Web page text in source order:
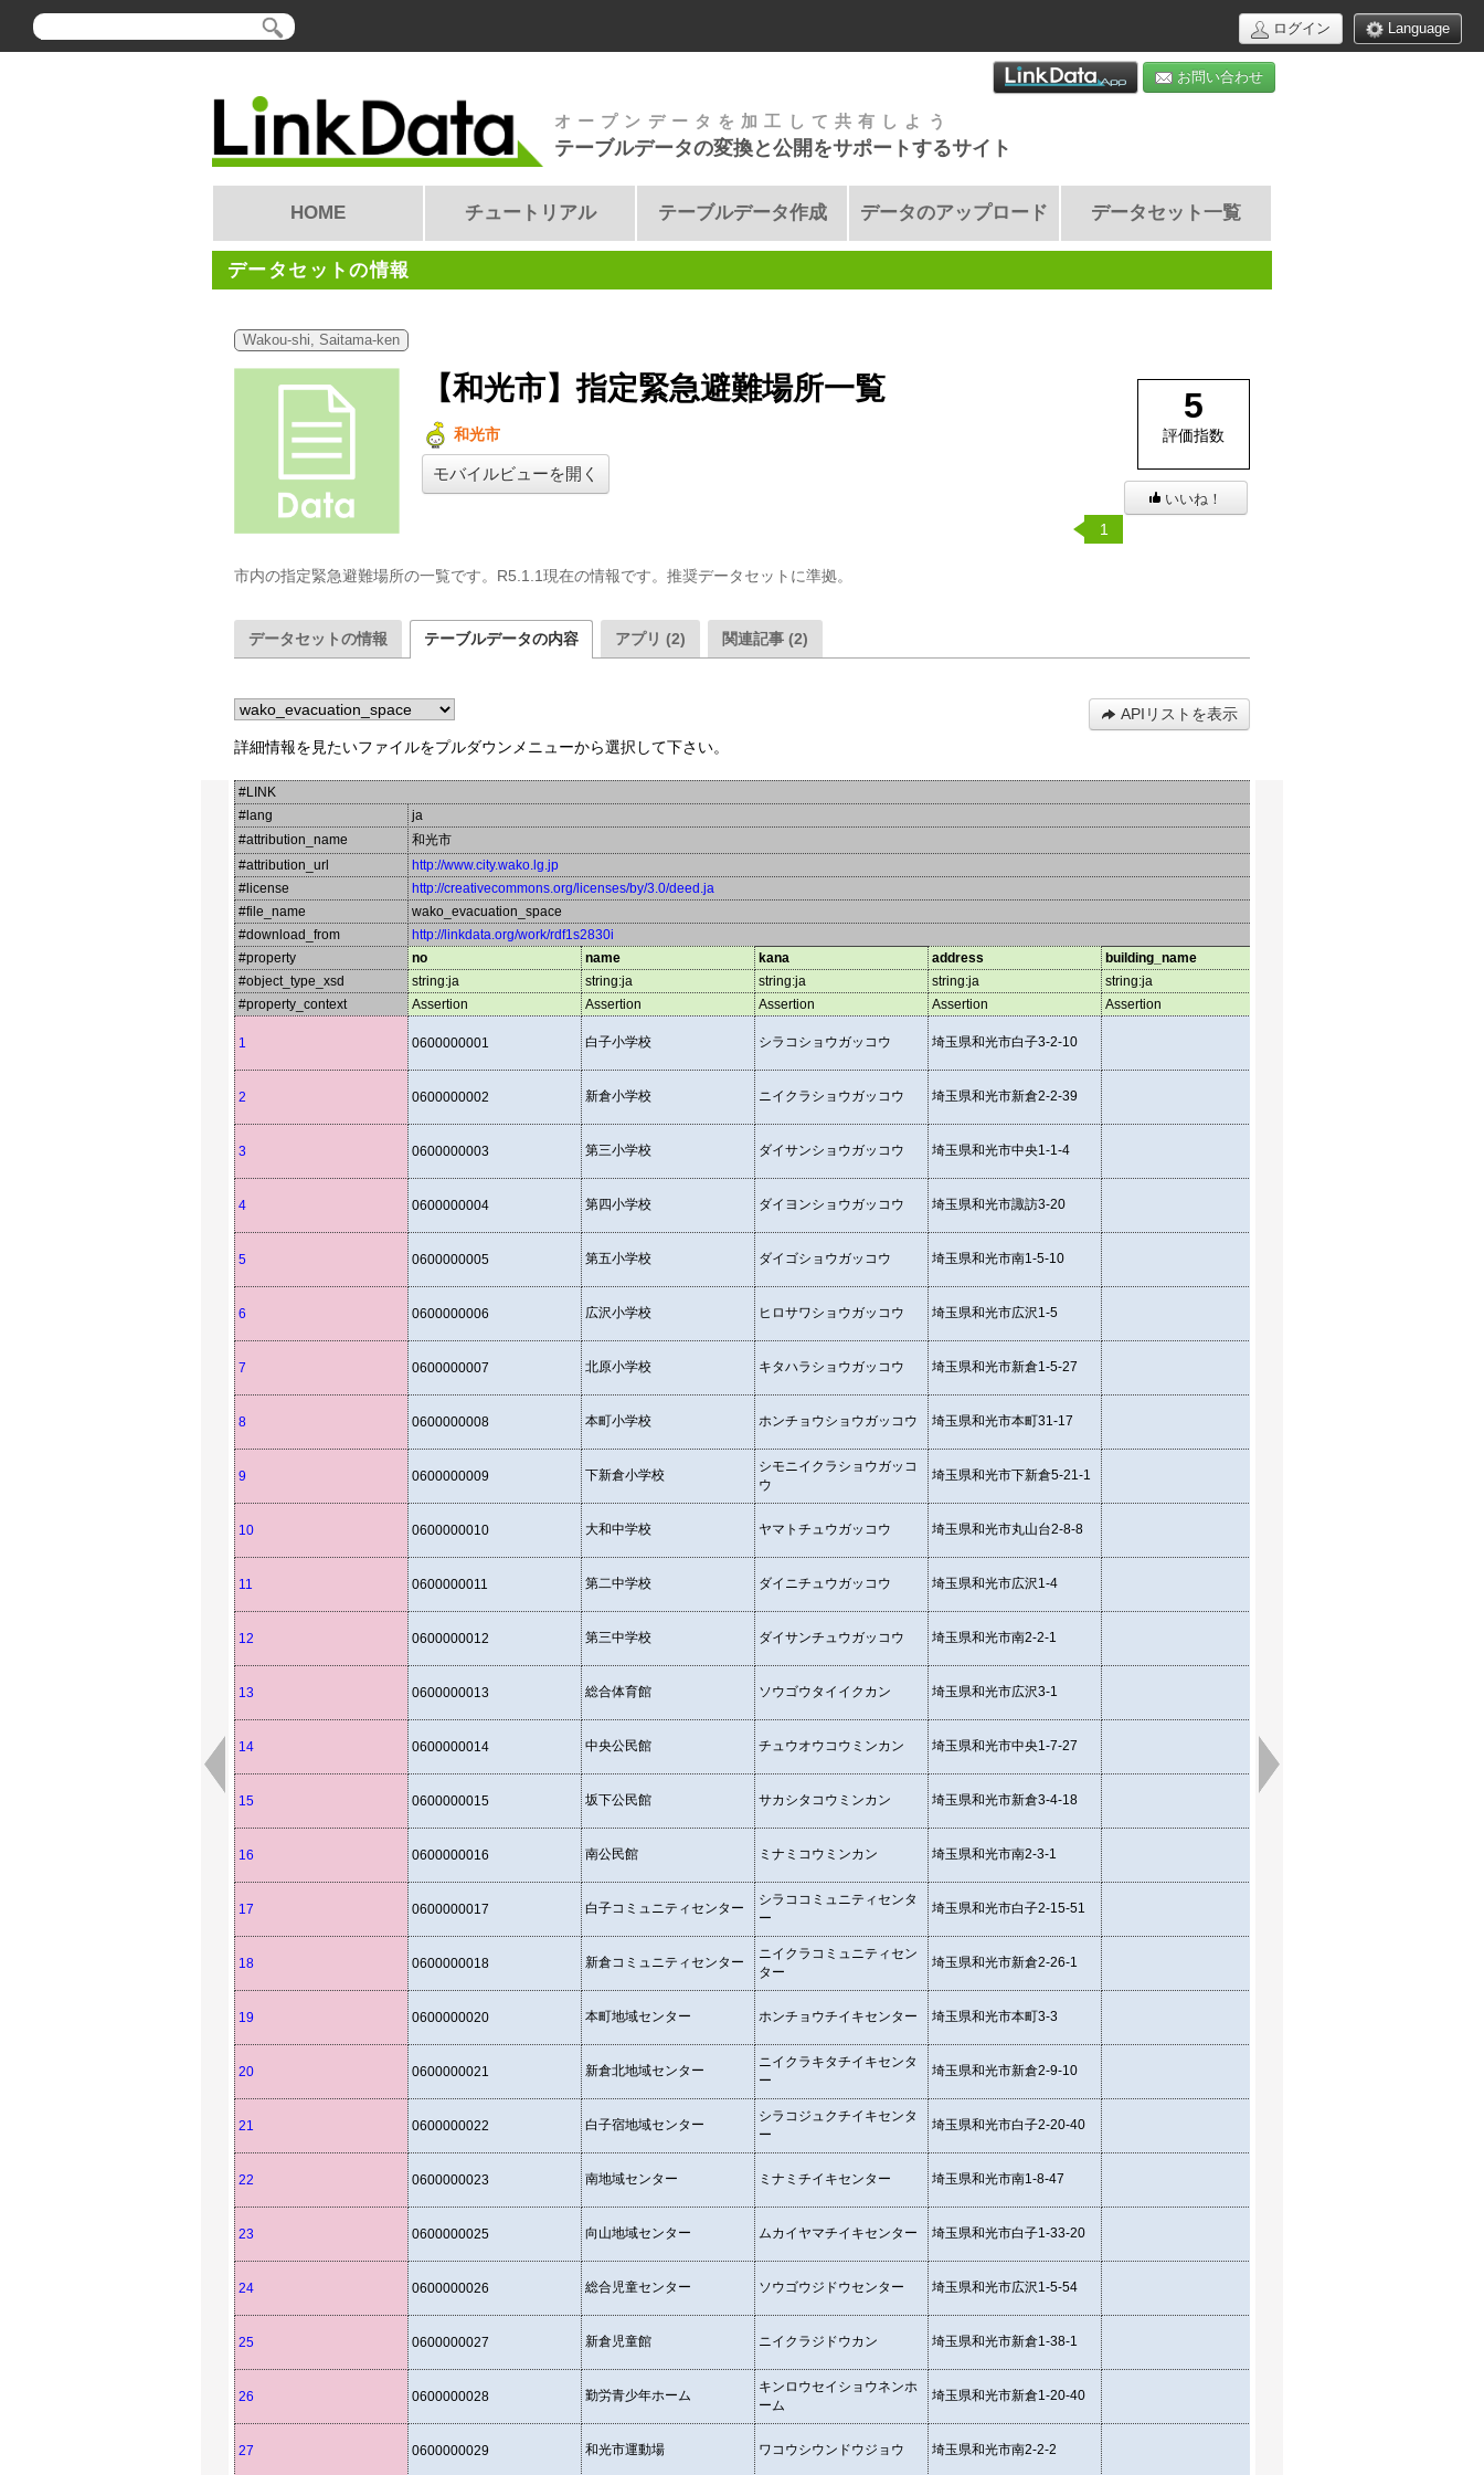
Language
ログイン
お問い合わせ
オープンデータを加工して共有しよう
テーブルデータの変換と公開をサポートするサイト
HOME チュートリアル テーブルデータ作成 データのアップロード データセット一覧
データセットの情報
Wakou-shi, Saitama-ken
【和光市】指定緊急避難場所一覧
和光市
モバイルビューを開く
市内の指定緊急避難場所の一覧です。R5.1.1現在の情報です。推奨データセットに準拠。
5
評価指数
いいね！
1
データセットの情報 テーブルデータの内容 アプリ (2) 関連記事 (2)
詳細情報を見たいファイルをプルダウンメニューから選択して下さい。
APIリストを表示
#LINK
#lang
ja
#attribution_name
和光市
#attribution_url
http://www.city.wako.lg.jp
#license
http://creativecommons.org/licenses/by/3.0/deed.ja
#file_name
wako_evacuation_space
#download_from
http://linkdata.org/work/rdf1s2830i
#property
no name kana address building_name
#object_type_xsd
string:ja string:ja string:ja string:ja string:ja
#property_context
Assertion Assertion Assertion Assertion Assertion
1 0600000001 白子小学校 シラコショウガッコウ 埼玉県和光市白子3-2-10
2 0600000002 新倉小学校 ニイクラショウガッコウ 埼玉県和光市新倉2-2-39
3 0600000003 第三小学校 ダイサンショウガッコウ 埼玉県和光市中央1-1-4
4 0600000004 第四小学校 ダイヨンショウガッコウ 埼玉県和光市諏訪3-20
5 0600000005 第五小学校 ダイゴショウガッコウ 埼玉県和光市南1-5-10
6 0600000006 広沢小学校 ヒロサワショウガッコウ 埼玉県和光市広沢1-5
7 0600000007 北原小学校 キタハラショウガッコウ 埼玉県和光市新倉1-5-27
8 0600000008 本町小学校 ホンチョウショウガッコウ 埼玉県和光市本町31-17
9 0600000009 下新倉小学校
シモニイクラショウガッコ
ウ
埼玉県和光市下新倉5-21-1
10 0600000010 大和中学校 ヤマトチュウガッコウ 埼玉県和光市丸山台2-8-8
11 0600000011 第二中学校 ダイニチュウガッコウ 埼玉県和光市広沢1-4
12 0600000012 第三中学校 ダイサンチュウガッコウ 埼玉県和光市南2-2-1
13 0600000013 総合体育館 ソウゴウタイイクカン 埼玉県和光市広沢3-1
14 0600000014 中央公民館 チュウオウコウミンカン 埼玉県和光市中央1-7-27
15 0600000015 坂下公民館 サカシタコウミンカン 埼玉県和光市新倉3-4-18
16 0600000016 南公民館 ミナミコウミンカン 埼玉県和光市南2-3-1
17 0600000017 白子コミュニティセンター
シラココミュニティセンタ
ー
埼玉県和光市白子2-15-51
18 0600000018 新倉コミュニティセンター
ニイクラコミュニティセン
ター
埼玉県和光市新倉2-26-1
19 0600000020 本町地域センター ホンチョウチイキセンター 埼玉県和光市本町3-3
20 0600000021 新倉北地域センター
ニイクラキタチイキセンタ
ー
埼玉県和光市新倉2-9-10
21 0600000022 白子宿地域センター
シラコジュクチイキセンタ
ー
埼玉県和光市白子2-20-40
22 0600000023 南地域センター ミナミチイキセンター 埼玉県和光市南1-8-47
23 0600000025 向山地域センター ムカイヤマチイキセンター 埼玉県和光市白子1-33-20
24 0600000026 総合児童センター ソウゴウジドウセンター 埼玉県和光市広沢1-5-54
25 0600000027 新倉児童館 ニイクラジドウカン 埼玉県和光市新倉1-38-1
26 0600000028 勤労青少年ホーム
キンロウセイショウネンホ
ーム
埼玉県和光市新倉1-20-40
27 0600000029 和光市運動場 ワコウシウンドウジョウ 埼玉県和光市南2-2-2